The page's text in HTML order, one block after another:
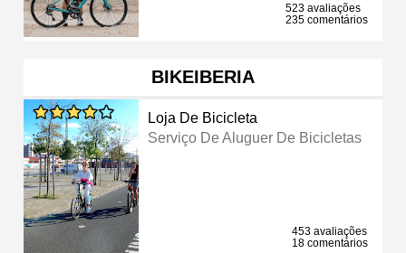
523 avaliações
235 comentários
BIKEIBERIA
Loja De Bicicleta
Serviço De Aluguer De Bicicletas
453 avaliações
18 comentários